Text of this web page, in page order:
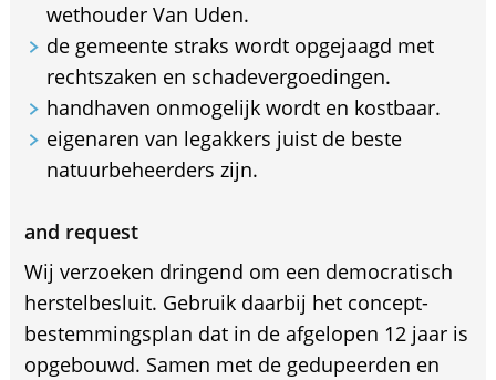
wethouder Van Uden.
de gemeente straks wordt opgejaagd met
rechtszaken en schadevergoedingen.
handhaven onmogelijk wordt en kostbaar.
eigenaren van legakkers juist de beste
natuurbeheerders zijn.
and request
Wij verzoeken dringend om een democratisch
herstelbesluit. Gebruik daarbij het concept-
bestemmingsplan dat in de afgelopen 12 jaar is
opgebouwd. Samen met de gedupeerden en